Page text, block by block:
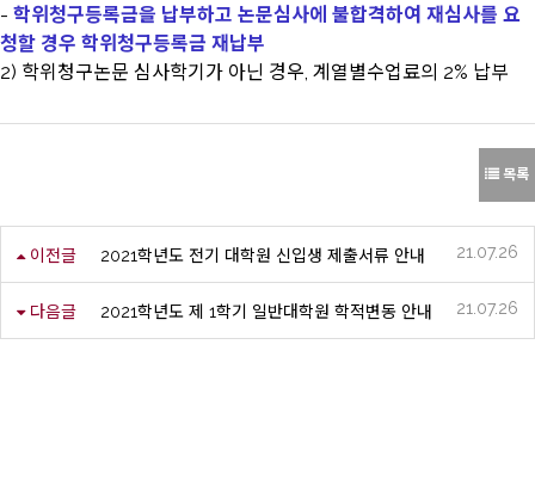
- 학위청구등록금을 납부하고 논문심사에 불합격하여 재심사를 요
청할 경우 학위청구등록금 재납부
2) 학위청구논문 심사학기가 아닌 경우, 계열별수업료의 2% 납부
목록
이전글 2021학년도 전기 대학원 신입생 제출서류 안내 21.07.26
다음글 2021학년도 제 1학기 일반대학원 학적변동 안내 21.07.26